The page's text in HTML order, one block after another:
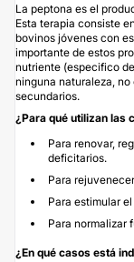
La peptona es el
Esta terapia consiste
bovinos jóvenes con
importante de estos
nutriente (especifico
ninguna naturaleza,
secundarios.
¿Para qué utilizan las
Para renovar,
deficitarios.
Para
Para estimular
Para normalizar
¿En qué casos está